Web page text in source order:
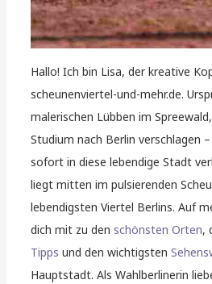
Hallo! Ich bin Lisa, der kreative
scheunenviertel-und-mehr.de.
malerischen Lübben im
Studium nach Berlin verschlagen
sofort in diese lebendige Stadt
liegt mitten im pulsierenden
lebendigsten Viertel Berlins. Auf
dich mit zu denschönsten Orten,
Tipps und den wichtigsten
Hauptstadt. Als Wahlberlinerin